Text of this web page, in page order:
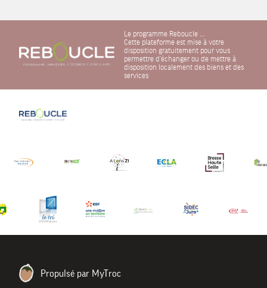
Le programme Reboucle ...
Cette plateforme est mise à votre
disposition gratuitement pour vous
permettre d'échanger ou de mettre à
disposition localement des biens et des
services
Propulsé par MyTroc